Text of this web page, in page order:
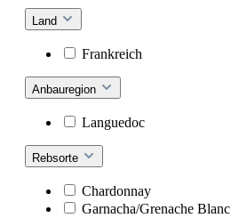
Land
Frankreich
Anbauregion
Languedoc
Rebsorte
Chardonnay
Garnacha/Grenache Blanc